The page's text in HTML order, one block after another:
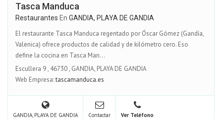
Tasca Manduca
Restaurantes En GANDIA, PLAYA DE GANDIA
El restaurante Tasca Manduca regentado por Óscar Gómez (Gandía,
Valenica) ofrece productos de calidad y de kilómetro cero. Eso
define la cocina en Tasca Man...
Escullera 9, 46730, GANDIA, PLAYA DE GANDIA
Web Empresa:tascamanduca.es
GANDIA, PLAYA DE GANDIA Contactar Ver Teléfono